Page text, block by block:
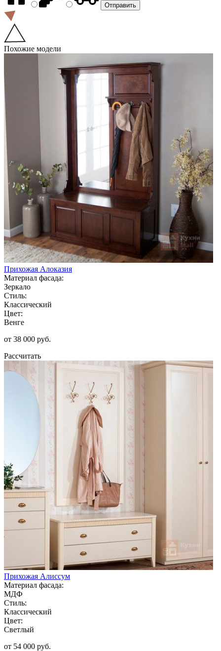
Похожие модели
Прихожая Алоказия
Материал фасада:
Зеркало
Стиль:
Классический
Цвет:
Венге
от 38 000 руб.
Рассчитать
Прихожая Алиссум
Материал фасада:
МДФ
Стиль:
Классический
Цвет:
Светлый
от 54 000 руб.